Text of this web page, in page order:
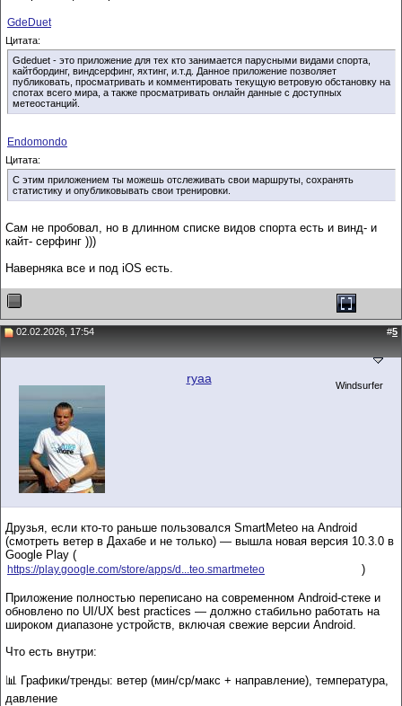
GdeDuet
Цитата:
Gdeduet - это приложение для тех кто занимается парусными видами спорта,
кайтбординг, виндсерфинг, яхтинг, и.т.д. Данное приложение позволяет
публиковать, просматривать и комментировать текущую ветровую обстановку на
спотах всего мира, а также просматривать онлайн данные с доступных
метеостанций.
Endomondo
Цитата:
С этим приложением ты можешь отслеживать свои маршруты, сохранять
статистику и опубликовывать свои тренировки.
Сам не пробовал, но в длинном списке видов спорта есть и винд- и
кайт- серфинг )))
Наверняка все и под iOS есть.
02.02.2026, 17:54 #5
ryaa Windsurfer
Друзья, если кто-то раньше пользовался SmartMeteo на Android
(смотреть ветер в Дахабе и не только) — вышла новая версия 10.3.0 в
Google Play (
https://play.google.com/store/apps/d...teo.smartmeteo )
Приложение полностью переписано на современном Android-стеке и
обновлено по UI/UX best practices — должно стабильно работать на
широком диапазоне устройств, включая свежие версии Android.
Что есть внутри:
📊 Графики/тренды: ветер (мин/ср/макс + направление), температура,
давление